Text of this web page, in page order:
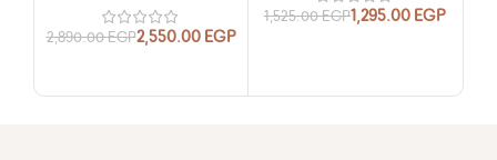
2,890.00EGP2,550.00EGP
1,525.00EGP1,295.00EGP